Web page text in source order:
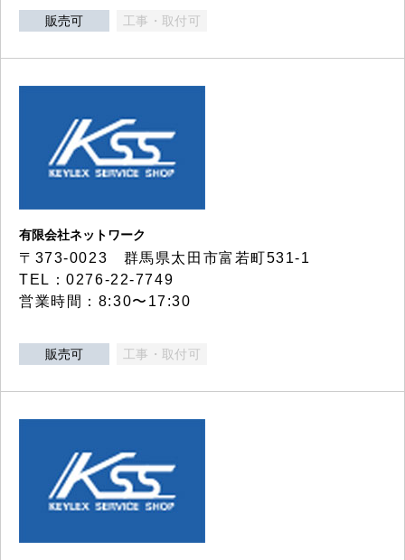
販売可 工事・取付可
有限会社ネットワーク
〒373-0023 群馬県太田市富若町531-1
TEL：0276-22-7749
営業時間：8:30〜17:30
販売可 工事・取付可